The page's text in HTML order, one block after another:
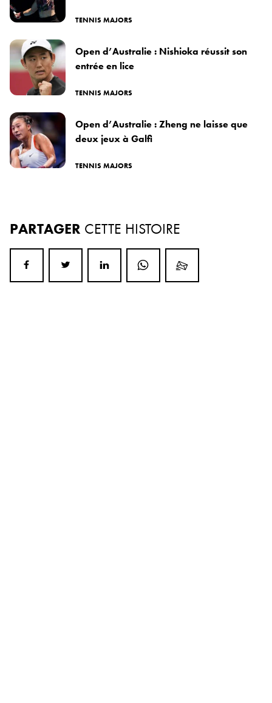
TENNIS MAJORS
Open d’Australie : Nishioka réussit son
entrée en lice
TENNIS MAJORS
Open d’Australie : Zheng ne laisse que
deux jeux à Galfi
TENNIS MAJORS
PARTAGER CETTE HISTOIRE